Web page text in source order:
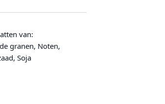
van:
granen, Noten,
Soja